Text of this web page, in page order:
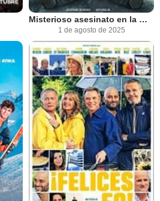
Misterioso asesinato en la montaña
1 de agosto de 2025